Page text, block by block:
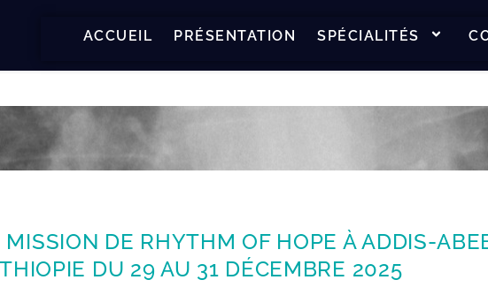
ACCUEIL PRÉSENTATION SPÉCIALITÉS
MISSION DE RHYTHM OF HOPE À ADDIS-
DU 29 AU 31 DÉCEMBRE 2025